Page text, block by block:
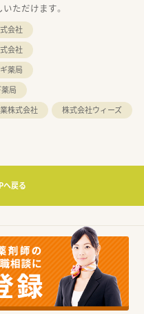
ただけます。
会社
会社
薬局
局
株式会社 株式会社ウィーズ
へ戻る